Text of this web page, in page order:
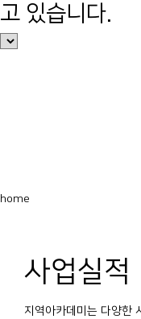
고 있습니다.
home
사업실적
지역아카데미는 다양한